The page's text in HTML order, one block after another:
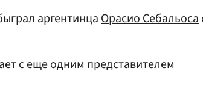
аргентинцаОрасио Себальоса
с еще одним представителем